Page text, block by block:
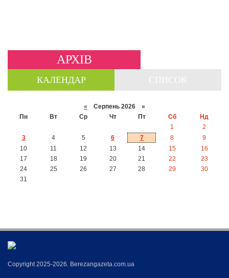
АРХІВ
КАЛЕНДАР
« Серпень 2026 »
Пн
Вт Ср Чт Пт Сб
Нд
1
2
3
4 5 6 7 8
9
10
11 12 13 14 15
16
17
18 19 20 21 22
23
24
25 26 27 28 29
30
31
Copyright 2025-2026. Berezangazeta.com.ua